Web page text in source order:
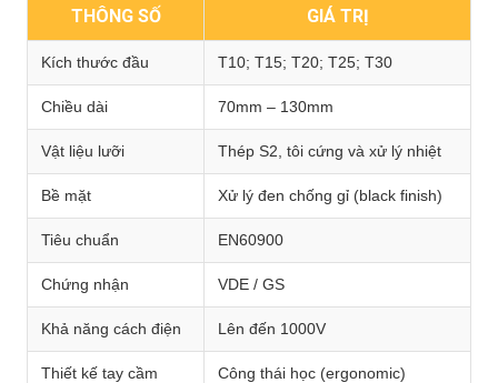
THÔNG SỐ GIÁ TRỊ
Kích thước đầu T10; T15; T20; T25; T30
Chiều dài 70mm – 130mm
Vật liệu lưỡi Thép S2, tôi cứng và xử lý nhiệt
Bề mặt Xử lý đen chống gỉ (black finish)
Tiêu chuẩn EN60900
Chứng nhận VDE / GS
Khả năng cách điện Lên đến 1000V
Thiết kế tay cầm Công thái học (ergonomic)